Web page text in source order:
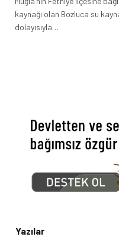
kaynağı olan Bozluca su
dolayısıyla…
Yazılar